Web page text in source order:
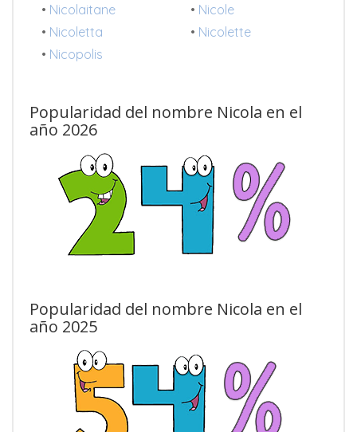
• Nicolaitane • Nicole
• Nicoletta • Nicolette
• Nicopolis
Popularidad del nombre Nicola en el
año 2026
Popularidad del nombre Nicola en el
año 2025